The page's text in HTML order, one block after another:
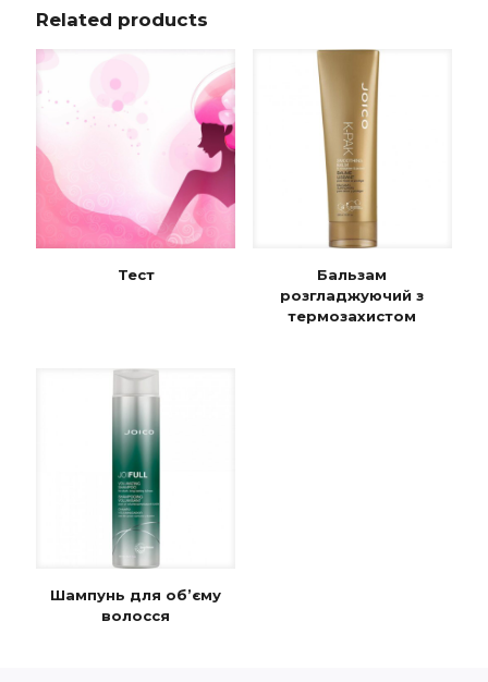
Related products
Тест
Бальзам
розгладжуючий з
термозахистом
Шампунь для об’єму
волосся